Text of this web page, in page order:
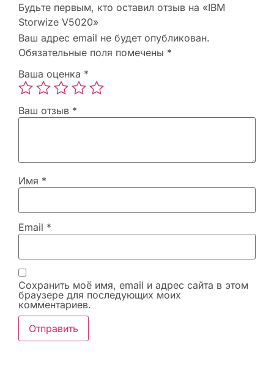
Будьте первым, кто оставил отзыв на «IBM
Storwize V5020»
Ваш адрес email не будет опубликован.
Обязательные поля помечены *
Ваша оценка *
Ваш отзыв *
Имя *
Email *
Сохранить моё имя, email и адрес сайта в этом
браузере для последующих моих
комментариев.